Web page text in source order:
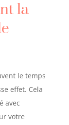
la
le temps
effet. Cela
avec
votre